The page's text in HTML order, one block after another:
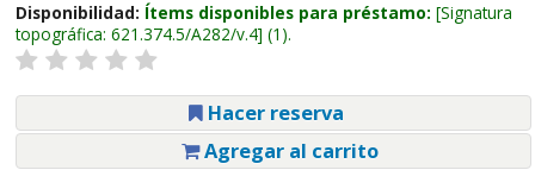
Disponibilidad: Ítems disponibles para préstamo: Signatura
topográfica: 621.374.5/A282/v.4 (1).
Hacer reserva
Agregar al carrito